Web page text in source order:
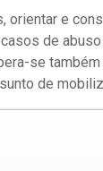
orientar e
de
se
de